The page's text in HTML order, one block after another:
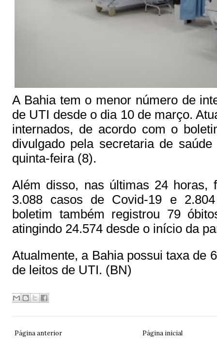
A Bahia tem o menor número de
de UTI desde o dia 10 de março.
internados, de acordo com o
divulgado pela secretaria de
quinta-feira (8).
Além disso, nas últimas 24 horas,
3.088 casos de Covid-19 e
boletim também registrou 79
atingindo 24.574 desde o início da
Atualmente, a Bahia possui taxa de
de leitos de UTI. (BN)
Página anterior Página inicial